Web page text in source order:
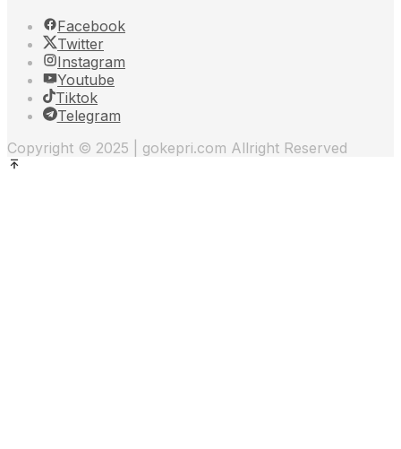
Facebook
Twitter
Instagram
Youtube
Tiktok
Telegram
Copyright © 2025 | gokepri.com Allright Reserved